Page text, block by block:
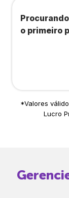
o primeiro
*Valores
Lucro